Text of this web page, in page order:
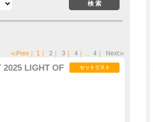
≪Prev ｜ 1 ｜ 2 ｜ 3 ｜ 4 ｜… 4 ｜ Next≫
LIGHT OF
セットリスト